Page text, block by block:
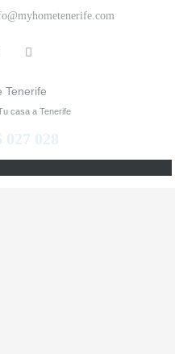
casa a Tenerife
027 028